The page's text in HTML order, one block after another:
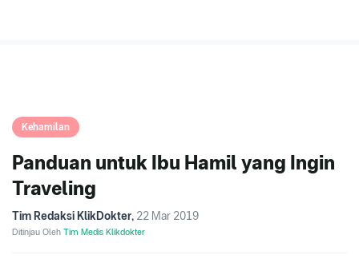
Kehamilan
Panduan untuk Ibu Hamil yang Ingin
Traveling
Tim Redaksi KlikDokter, 22 Mar 2019
Ditinjau Oleh Tim Medis Klikdokter